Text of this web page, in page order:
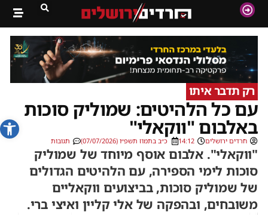
פתח
רק תדבר איתו
עם כל הלהיטים: שמוליק סוכות
באלבום "ווקאלי"
חרדים ירושלים 14:12 כ״ב בתמוז תשפ״ו (07/07/2026) תגובות
"ווקאלי". אלבום אוסף מיוחד של שמוליק
סוכות לימי הספירה, עם הלהיטים הגדולים
של שמוליק סוכות, בביצועים ווקאליים
משובחים, ובהפקה של אלי קליין ואיצי ברי.